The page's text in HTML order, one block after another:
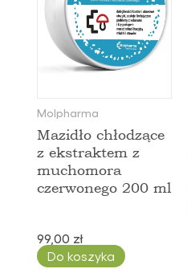
Molpharma
Mazidło chłodzące
z ekstraktem z
muchomora
czerwonego 200 ml
99,00 zł
Do koszyka